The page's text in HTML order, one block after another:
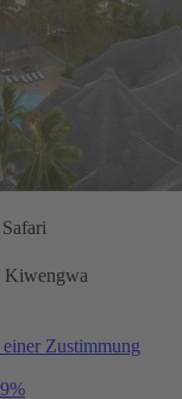
Kiwengwa
Zustimmung